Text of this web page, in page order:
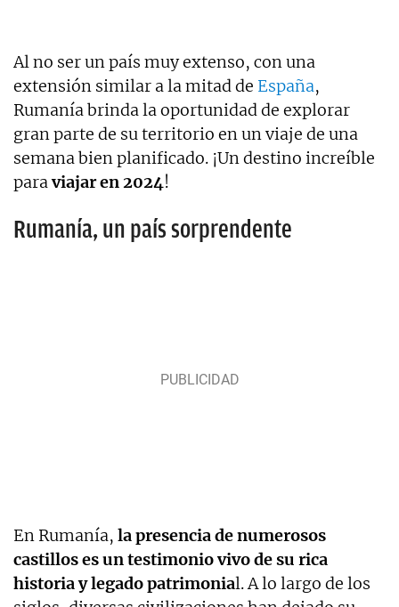
Al no ser un país muy extenso, con una
extensión similar a la mitad de España,
Rumanía brinda la oportunidad de explorar
gran parte de su territorio en un viaje de una
semana bien planificado. ¡Un destino increíble
paraviajar en 2024!
Rumanía, un país sorprendente
En Rumanía, la presencia de numerosos
castillos es un testimonio vivo de su rica
historia y legado patrimonial. A lo largo de los